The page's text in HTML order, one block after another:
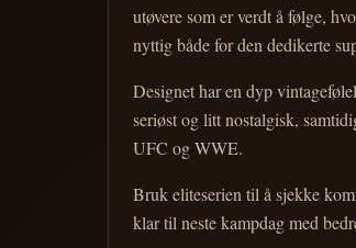
utøvere som er verdt å følge,
nyttig både for den dedikerte
Designet har en dyp
seriøst og litt nostalgisk,
UFC og WWE.
Bruk eliteserien til å sjekke
klar til neste kampdag med